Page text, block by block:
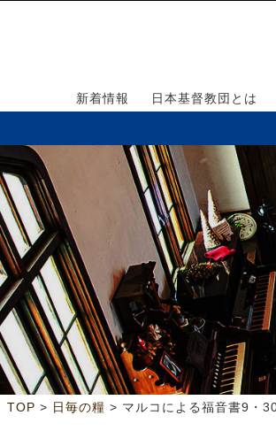
新着情報 日本基督教団とは
TOP > 日毎の糧 > マルコによる福音書9・